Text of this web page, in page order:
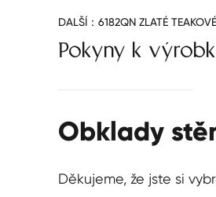
DALŠÍ： 6182QN ZLATÉ
Pokyny k
Obklady
Děkujeme, že jste si